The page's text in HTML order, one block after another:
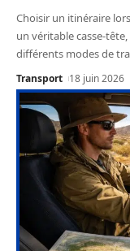
Choisir un itinéraire
un véritable casse-
différents modes de
Transport 18 juin 2026